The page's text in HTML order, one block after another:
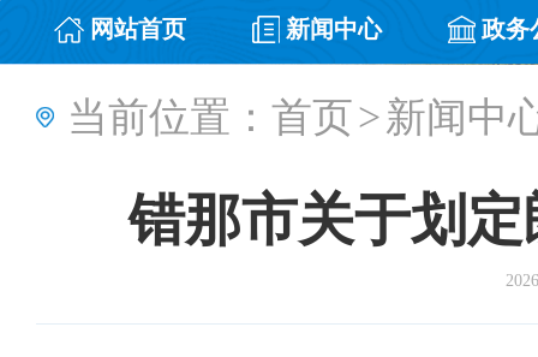
网站首页 新闻中心 政务
当前位置： 首页>新闻中
错那市关于划